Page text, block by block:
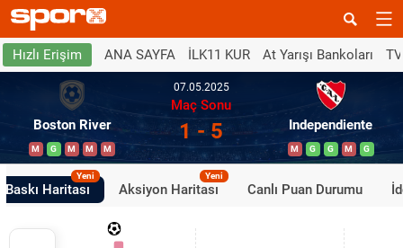
Hızlı Erişim ANA SAYFA İLK11 KUR At Yarışı Bankoları
Boston River
M G M M M
07.05.2025
Maç Sonu
1 - 5 Independiente
M G G M G
Baskı Haritası
Yeni
Aksiyon Haritası
Yeni
Canlı Puan Durumu